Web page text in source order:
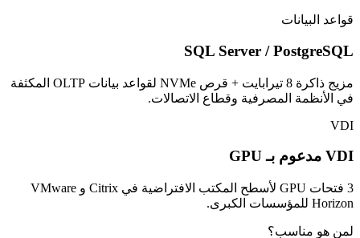
قواعد البيانات
SQL Server / PostgreSQL
مزيج ذاكرة 8 تيرابايت + قرص NVMe لقواعد بيانات OLTP المكثفة
في الأنظمة المصرفية وقطاع الاتصالات.
VDI
VDI مدعوم بـ GPU
3 فتحات GPU لأسطح المكتب الافتراضية في Citrix و VMware
Horizon للمؤسسات الكبرى.
لمن هو مناسب؟